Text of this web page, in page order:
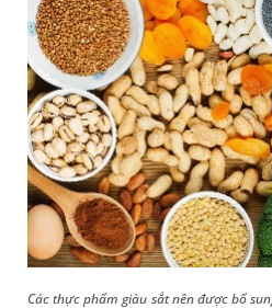
Các thực phẩm giàu sắt nên được bổ